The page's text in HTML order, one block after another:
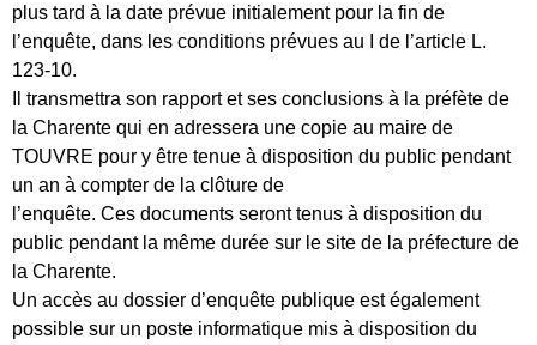
plus tard à la date prévue initialement pour la fin de
l’enquête, dans les conditions prévues au I de l’article L.
123-10.
Il transmettra son rapport et ses conclusions à la préfète de
la Charente qui en adressera une copie au maire de
TOUVRE pour y être tenue à disposition du public pendant
un an à compter de la clôture de
l’enquête. Ces documents seront tenus à disposition du
public pendant la même durée sur le site de la préfecture de
la Charente.
Un accès au dossier d’enquête publique est également
possible sur un poste informatique mis à disposition du